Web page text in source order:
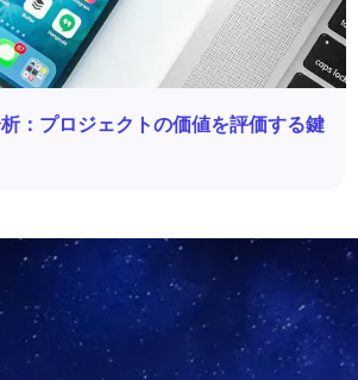
析：プロジェクトの価値を評価する鍵